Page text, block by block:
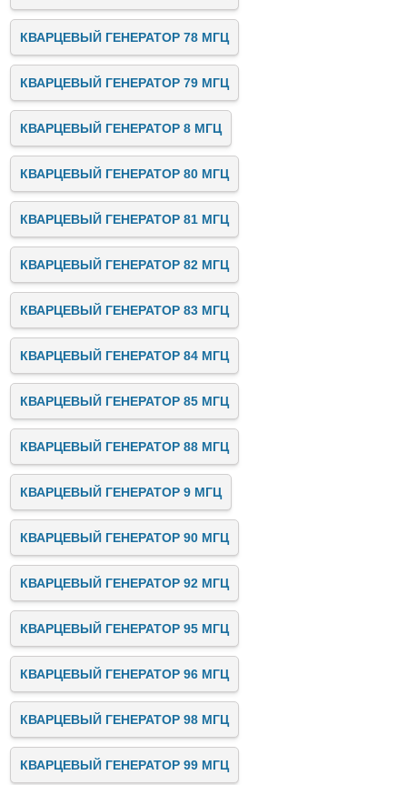
КВАРЦЕВЫЙ ГЕНЕРАТОР 78 МГЦ
КВАРЦЕВЫЙ ГЕНЕРАТОР 79 МГЦ
КВАРЦЕВЫЙ ГЕНЕРАТОР 8 МГЦ
КВАРЦЕВЫЙ ГЕНЕРАТОР 80 МГЦ
КВАРЦЕВЫЙ ГЕНЕРАТОР 81 МГЦ
КВАРЦЕВЫЙ ГЕНЕРАТОР 82 МГЦ
КВАРЦЕВЫЙ ГЕНЕРАТОР 83 МГЦ
КВАРЦЕВЫЙ ГЕНЕРАТОР 84 МГЦ
КВАРЦЕВЫЙ ГЕНЕРАТОР 85 МГЦ
КВАРЦЕВЫЙ ГЕНЕРАТОР 88 МГЦ
КВАРЦЕВЫЙ ГЕНЕРАТОР 9 МГЦ
КВАРЦЕВЫЙ ГЕНЕРАТОР 90 МГЦ
КВАРЦЕВЫЙ ГЕНЕРАТОР 92 МГЦ
КВАРЦЕВЫЙ ГЕНЕРАТОР 95 МГЦ
КВАРЦЕВЫЙ ГЕНЕРАТОР 96 МГЦ
КВАРЦЕВЫЙ ГЕНЕРАТОР 98 МГЦ
КВАРЦЕВЫЙ ГЕНЕРАТОР 99 МГЦ